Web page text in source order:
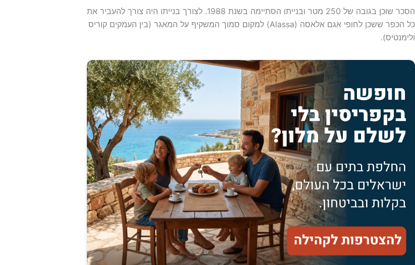
הסכר שוכן בגובה של 250 מטר ובנייתו הסתיימה בשנת 1988. לצורך בנייתו היה צורך להעביר את
כל הכפר ששכן לחופי אגם אלאסה (Alassa) למקום סמוך המשקיף על המאגר (בין העמקים קוריס
ולימנטיס).